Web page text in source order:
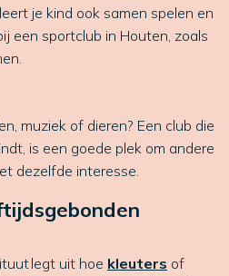
je kind ook samen spelen en
een sportclub in Houten, zoals
muziek of dieren? Een club die
is een goede plek om andere
dezelfde interesse.
legt uit hoe kleuters of